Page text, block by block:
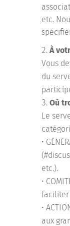
etc.
À
Vous
du
Où
Le
•
etc.).
•
faciliter
•
aux